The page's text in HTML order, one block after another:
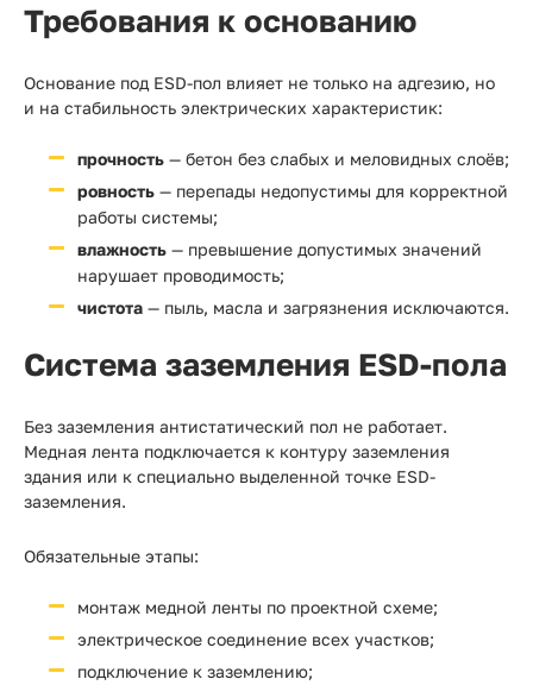
Требования к основанию
Основание под ESD-пол влияет не только на адгезию, но
и на стабильность электрических характеристик:
прочность — бетон без слабых и меловидных слоёв;
ровность — перепады недопустимы для корректной
работы системы;
влажность — превышение допустимых значений
нарушает проводимость;
чистота — пыль, масла и загрязнения исключаются.
Система заземления ESD-пола
Без заземления антистатический пол не работает.
Медная лента подключается к контуру заземления
здания или к специально выделенной точке ESD-
заземления.
Обязательные этапы:
монтаж медной ленты по проектной схеме;
электрическое соединение всех участков;
подключение к заземлению;